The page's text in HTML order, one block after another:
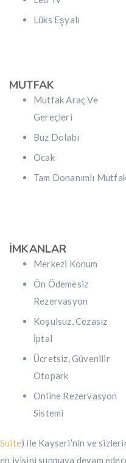
Lüks Eşyalı
MUTFAK
Mutfak Araç Ve
Gereçleri
Buz Dolabı
Ocak
Tam Donanımlı
İMKANLAR
Merkezi Konum
Ön Ödemesiz
Rezervasyon
Koşulsuz, Cezasız
İptal
Ücretsiz, Güvenilir
Otopark
Online Rezervasyon
Sistemi
Suite) ile Kayseri’nin ve
en iyisini sunmaya devam